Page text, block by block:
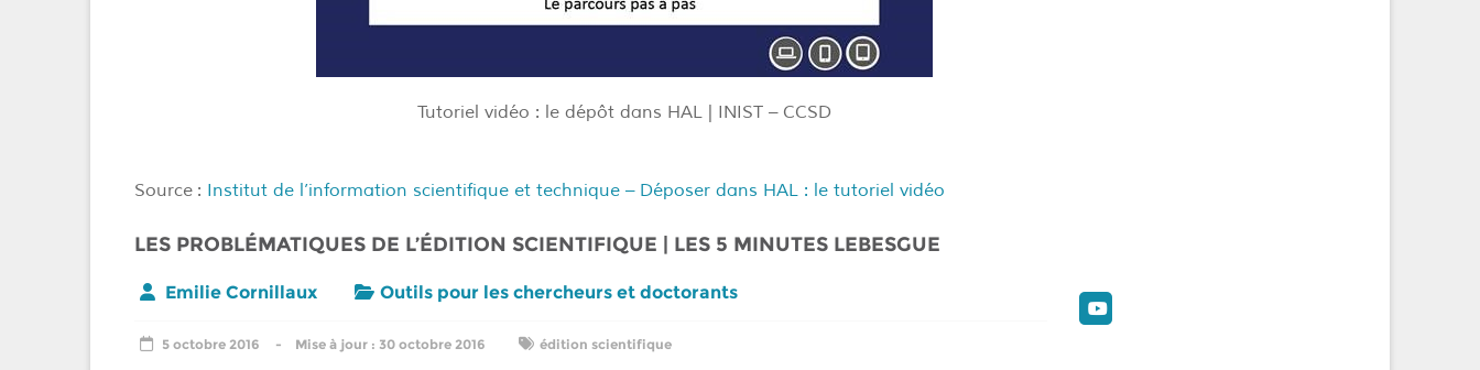
Tutoriel vidéo : le dépôt dans HAL | INIST – CCSD
Source : Institut de l’information scientifique et technique – Déposer dans HAL : le tutoriel vidéo
LES PROBLÉMATIQUES DE L’ÉDITION SCIENTIFIQUE | LES 5 MINUTES LEBESGUE
Emilie Cornillaux Outils pour les chercheurs et doctorants
5 octobre 2016 30 octobre 2016 édition scientifique